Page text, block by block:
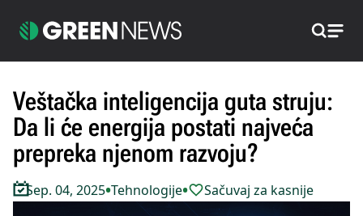
Pretraži
Veštačka inteligencija guta struju:
Da li će energija postati najveća
prepreka njenom razvoju?
Sep. 04, 2025•Tehnologije• Sačuvaj za kasnije